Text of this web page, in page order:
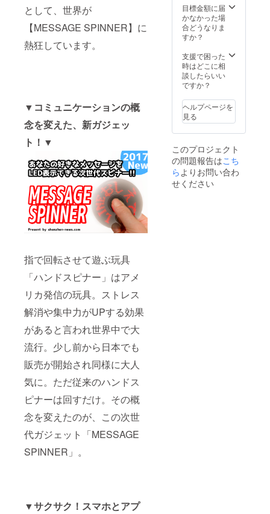
として、世界が
【MESSAGE SPINNER】に
熱狂しています。
▼コミュニケーションの概
念を変えた、新ガジェッ
ト！▼
指で回転させて遊ぶ玩具
「ハンドスピナー」はアメ
リカ発信の玩具。ストレス
解消や集中力がUPする効果
があると言われ世界中で大
流行。少し前から日本でも
販売が開始され同様に大人
気に。ただ従来のハンドス
ピナーは回すだけ。その概
念を変えたのが、この次世
代ガジェット「MESSAGE
SPINNER」。
▼サクサク！スマホとアプ
思っていま
す。誰もが
最先端の工
場から出来
たてホヤホ
ヤの新商品
情報を楽し
める仕組み
を実現した
いと考えて
います。
更に、みな
さんが気に
ル6本
(データ
転送用
3：
SB -
microU
SB/充電
用3：
USB -
USB) ・
日本語
説明書
コード
から
Online
提供) ・
文字入
目標金額に届
かなかった場
合どうなりま
すか？
支援で困った
時はどこに相
談したらいい
ですか？
ヘルプページを
見る
このプロジェクト
の問題報告はこち
らよりお問い合わ
せください